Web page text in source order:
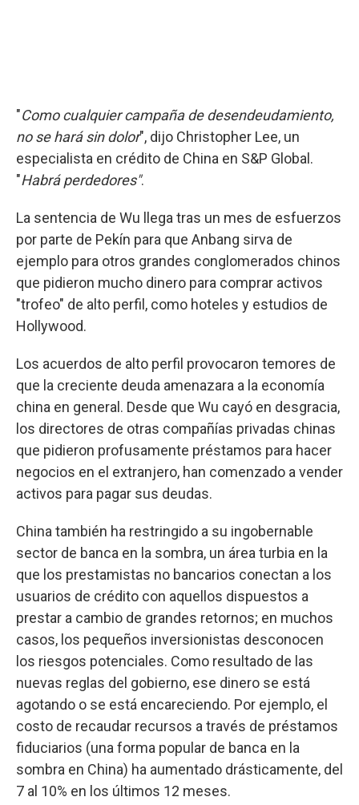
"Como cualquier campaña de desendeudamiento,
no se hará sin dolor", dijo Christopher Lee, un
especialista en crédito de China en S&P Global.
"Habrá perdedores".
La sentencia de Wu llega tras un mes de esfuerzos
por parte de Pekín para que Anbang sirva de
ejemplo para otros grandes conglomerados chinos
que pidieron mucho dinero para comprar activos
"trofeo" de alto perfil, como hoteles y estudios de
Hollywood.
Los acuerdos de alto perfil provocaron temores de
que la creciente deuda amenazara a la economía
china en general. Desde que Wu cayó en desgracia,
los directores de otras compañías privadas chinas
que pidieron profusamente préstamos para hacer
negocios en el extranjero, han comenzado a vender
activos para pagar sus deudas.
China también ha restringido a su ingobernable
sector de banca en la sombra, un área turbia en la
que los prestamistas no bancarios conectan a los
usuarios de crédito con aquellos dispuestos a
prestar a cambio de grandes retornos; en muchos
casos, los pequeños inversionistas desconocen
los riesgos potenciales. Como resultado de las
nuevas reglas del gobierno, ese dinero se está
agotando o se está encareciendo. Por ejemplo, el
costo de recaudar recursos a través de préstamos
fiduciarios (una forma popular de banca en la
sombra en China) ha aumentado drásticamente, del
7 al 10% en los últimos 12 meses.